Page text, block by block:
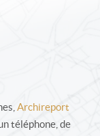
Archireport
téléphone, de